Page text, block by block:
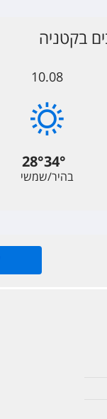
בקטניה
10.08
34°
28°
בהיר/שמשי